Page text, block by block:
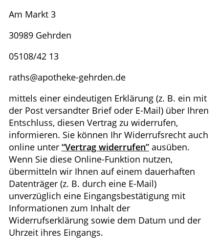
Am Markt 3
30989 Gehrden
05108/42 13
raths@apotheke-gehrden.de
mittels einer eindeutigen Erklärung (z. B. ein mit
der Post versandter Brief oder E-Mail) über Ihren
Entschluss, diesen Vertrag zu widerrufen,
informieren. Sie können Ihr Widerrufsrecht auch
online unter “Vertrag widerrufen” ausüben.
Wenn Sie diese Online-Funktion nutzen,
übermitteln wir Ihnen auf einem dauerhaften
Datenträger (z. B. durch eine E-Mail)
unverzüglich eine Eingangsbestätigung mit
Informationen zum Inhalt der
Widerrufserklärung sowie dem Datum und der
Uhrzeit ihres Eingangs.